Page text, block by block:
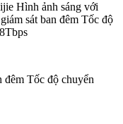
Hình ảnh sáng với
sát ban đêm Tốc độ
đêm Tốc độ chuyển